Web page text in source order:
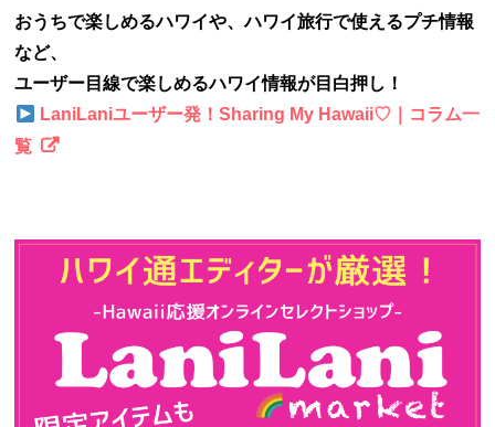
おうちで楽しめるハワイや、ハワイ旅行で使えるプチ情報
など、
ユーザー目線で楽しめるハワイ情報が目白押し！
LaniLaniユーザー発！Sharing My Hawaii♡｜コラム一
覧